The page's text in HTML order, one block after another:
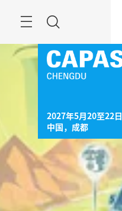
菜
单
索
2027年5月20至22日
中国，成都